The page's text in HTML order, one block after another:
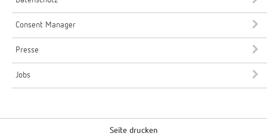
Consent Manager
Presse
Jobs
Seite drucken